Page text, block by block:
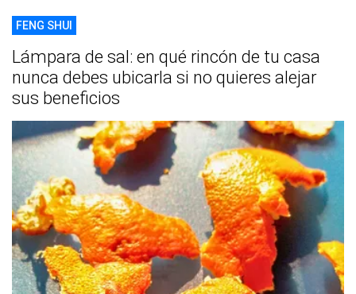
FENG SHUI
Lámpara de sal: en qué rincón de tu casa
nunca debes ubicarla si no quieres alejar
sus beneficios